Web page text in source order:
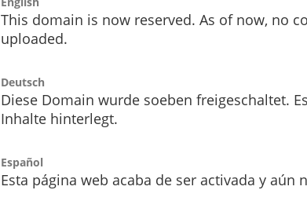
This domain is now reserved. As of now, no
uploaded.
Deutsch
Diese Domain wurde soeben freigeschaltet.
Inhalte hinterlegt.
Español
Esta página web acaba de ser activada y aún